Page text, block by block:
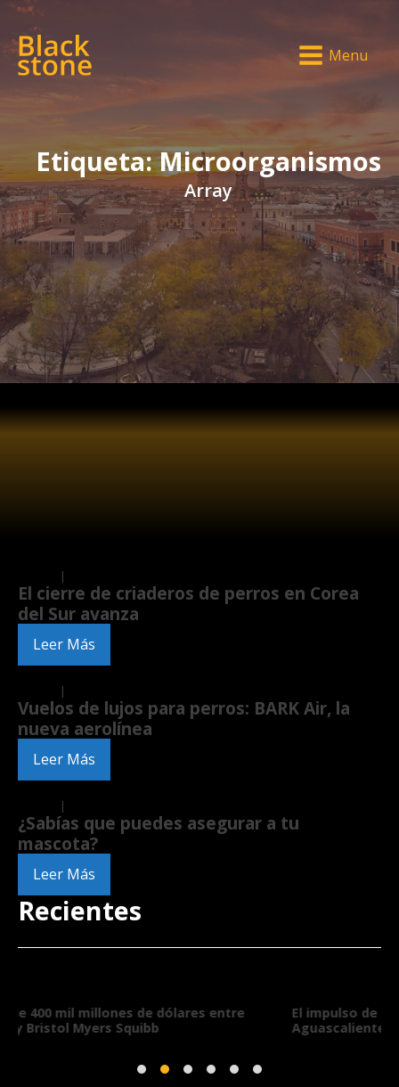
Menu
Etiqueta:Microorganismos
Array
|
El cierre de criaderos de perros en Corea
del Sur avanza
Leer Más
|
Vuelos de lujos para perros: BARK Air, la
nueva aerolínea
Leer Más
|
¿Sabías que puedes asegurar a tu
mascota?
Leer Más
Recientes
El impulso de las vendimias en el turismo de
Aguascalientes